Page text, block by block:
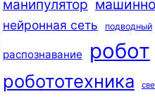
манипулятор
нейронная сеть подводный
распознавание робот
робототехника